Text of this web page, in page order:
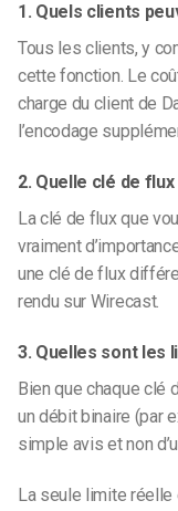
1. Quels clients
Tous les clients, y
cette fonction. Le
charge du client de
l’encodage
2. Quelle clé de
La clé de flux que
vraiment
une clé de flux
rendu sur Wirecast.
3. Quelles sont les
Bien que chaque clé
un débit binaire (par
simple avis et non
La seule limite